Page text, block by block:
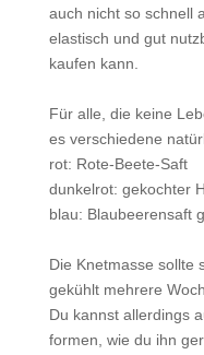
auch nicht so schnell
elastisch und gut
kaufen kann.
Für alle, die keine
es verschiedene
rot: Rote-Beete-Saft
dunkelrot: gekochter
blau: Blaubeerensaft
Die Knetmasse sollte
gekühlt mehrere
Du kannst allerdings
formen, wie du ihn